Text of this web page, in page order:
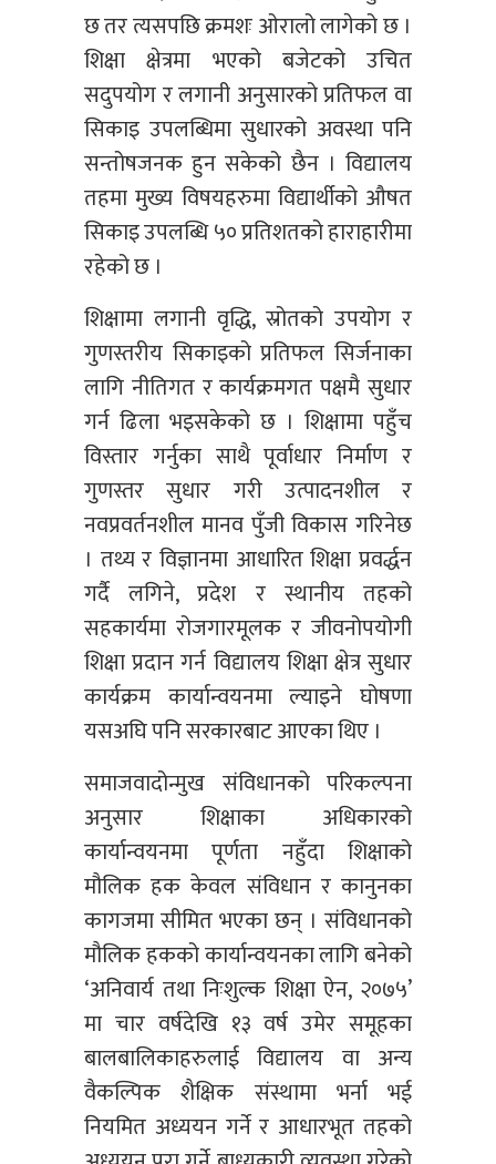
छ तर त्यसपछि क्रमशः ओरालो लागेको छ ।
शिक्षा क्षेत्रमा भएको बजेटको उचित
सदुपयोग र लगानी अनुसारको प्रतिफल वा
सिकाइ उपलब्धिमा सुधारको अवस्था पनि
सन्तोषजनक हुन सकेको छैन । विद्यालय
तहमा मुख्य विषयहरुमा विद्यार्थीको औषत
सिकाइ उपलब्धि ५० प्रतिशतको हाराहारीमा
रहेको छ ।
शिक्षामा लगानी वृद्धि, स्रोतको उपयोग र
गुणस्तरीय सिकाइको प्रतिफल सिर्जनाका
लागि नीतिगत र कार्यक्रमगत पक्षमै सुधार
गर्न ढिला भइसकेको छ । शिक्षामा पहुँच
विस्तार गर्नुका साथै पूर्वाधार निर्माण र
गुणस्तर सुधार गरी उत्पादनशील र
नवप्रवर्तनशील मानव पुँजी विकास गरिनेछ
। तथ्य र विज्ञानमा आधारित शिक्षा प्रवर्द्धन
गर्दै लगिने, प्रदेश र स्थानीय तहको
सहकार्यमा रोजगारमूलक र जीवनोपयोगी
शिक्षा प्रदान गर्न विद्यालय शिक्षा क्षेत्र सुधार
कार्यक्रम कार्यान्वयनमा ल्याइने घोषणा
यसअघि पनि सरकारबाट आएका थिए ।
समाजवादोन्मुख संविधानको परिकल्पना
अनुसार शिक्षाका अधिकारको
कार्यान्वयनमा पूर्णता नहुँदा शिक्षाको
मौलिक हक केवल संविधान र कानुनका
कागजमा सीमित भएका छन् । संविधानको
मौलिक हकको कार्यान्वयनका लागि बनेको
‘अनिवार्य तथा निःशुल्क शिक्षा ऐन, २०७५’
मा चार वर्षदेखि १३ वर्ष उमेर समूहका
बालबालिकाहरुलाई विद्यालय वा अन्य
वैकल्पिक शैक्षिक संस्थामा भर्ना भई
नियमित अध्ययन गर्ने र आधारभूत तहको